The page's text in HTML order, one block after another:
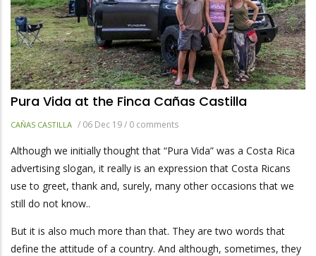
Pura Vida at the Finca Cañas Castilla
CAÑAS CASTILLA / 06 Dec 19/ 0 comments
Although we initially thought that “Pura Vida” was a Costa Rica
advertising slogan, it really is an expression that Costa Ricans
use to greet, thank and, surely, many other occasions that we
still do not know..
But it is also much more than that. They are two words that
define the attitude of a country. And although, sometimes, they